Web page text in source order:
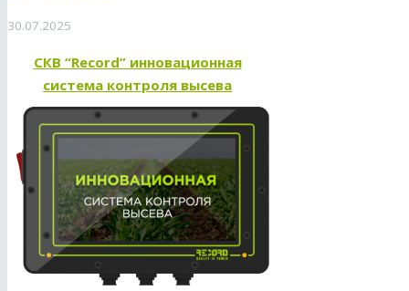
30.07.2025
СКВ “Record” инновационная
система контроля высева